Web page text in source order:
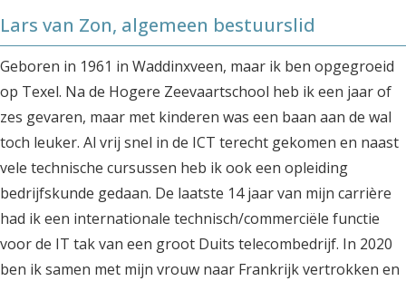
Lars van Zon, algemeen bestuurslid
Geboren in 1961 in Waddinxveen, maar ik ben opgegroeid
op Texel. Na de Hogere Zeevaartschool heb ik een jaar of
zes gevaren, maar met kinderen was een baan aan de wal
toch leuker. Al vrij snel in de ICT terecht gekomen en naast
vele technische cursussen heb ik ook een opleiding
bedrijfskunde gedaan. De laatste 14 jaar van mijn carrière
had ik een internationale technisch/commerciële functie
voor de IT tak van een groot Duits telecombedrijf. In 2020
ben ik samen met mijn vrouw naar Frankrijk vertrokken en